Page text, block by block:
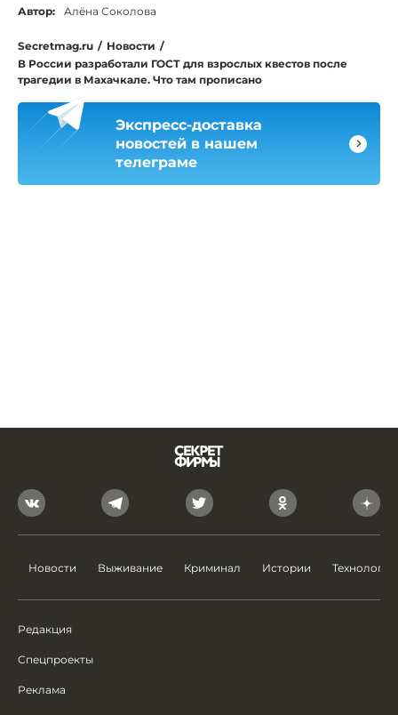
Автор: Алёна Соколова
Secretmag.ru / Новости /
В России разработали ГОСТ для взрослых квестов после
трагедии в Махачкале. Что там прописано
Экспресс-доставка
новостей в нашем
телеграме
Новости Выживание Криминал Истории Технологии
Редакция
Спецпроекты
Реклама